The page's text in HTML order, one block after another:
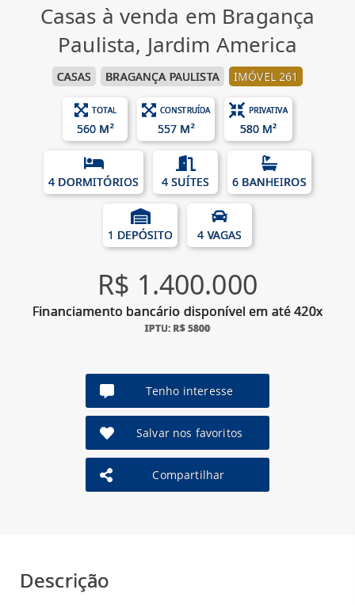
Casas à venda em Bragança
Paulista, Jardim America
CASAS BRAGANÇA PAULISTA IMÓVEL 261
TOTAL
560 M²
CONSTRUÍDA
557 M²
PRIVATIVA
580 M²
4 DORMITÓRIOS 4 SUÍTES 6 BANHEIROS
1 DEPÓSITO 4 VAGAS
R$ 1.400.000
Financiamento bancário disponível em até 420x
IPTU: R$ 5800
Tenho interesse
Salvar nos favoritos
Compartilhar
Descrição